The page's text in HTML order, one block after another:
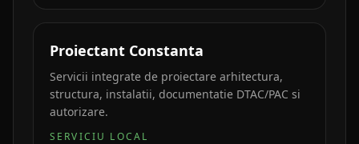
Proiectant Constanta
Servicii integrate de proiectare arhitectura,
structura, instalatii, documentatie DTAC/PAC si
autorizare.
SERVICIU LOCAL